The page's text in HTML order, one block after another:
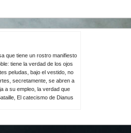
que tiene un rostro manifiesto
tiene la verdad de los ojos
peludas, bajo el vestido, no
secretamente, se abren a
a su empleo, la verdad que
El catecismo de Dianus